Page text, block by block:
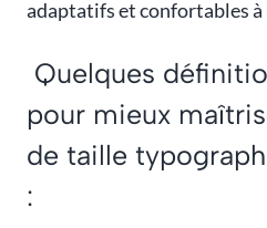
adaptatifs et confortables à
Quelques
pour mieux
de taille
: